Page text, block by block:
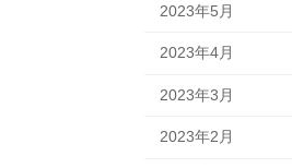
2023年5月
2023年4月
2023年3月
2023年2月